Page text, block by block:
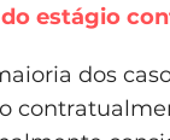
estágio
dos